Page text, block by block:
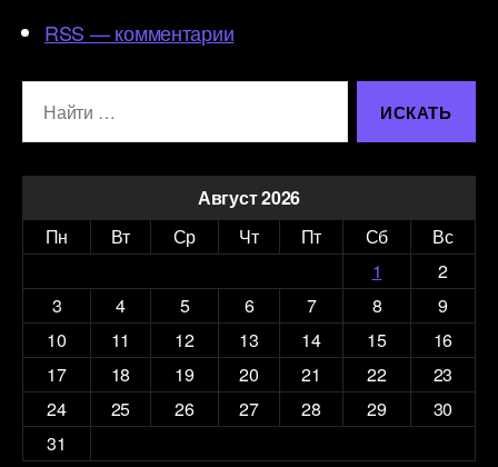
RSS — комментарии
Август 2026
Пн
Вт Ср Чт Пт Сб
Вс
1
2
3
4 5 6 7 8
9
10
11 12 13 14 15
16
17
18 19 20 21 22
23
24
25 26 27 28 29
30
31